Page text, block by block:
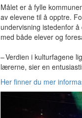
Målet er å fylle
av elevene til å opptre.
undervisning istedenfor
med både elever og
– Verdien i kulturfagene
lærerne, sier en
Her finner du mer